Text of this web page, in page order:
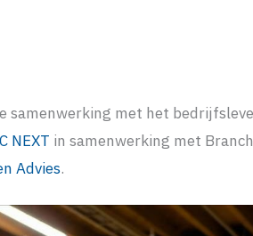
samenwerking met het
NEXT in samenwerking met
Advies.